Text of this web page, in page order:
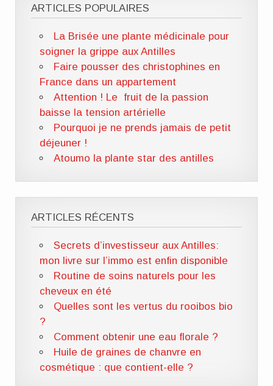
ARTICLES POPULAIRES
La Brisée une plante médicinale pour
soigner la grippe aux Antilles
Faire pousser des christophines en
France dans un appartement
Attention ! Le fruit de la passion
baisse la tension artérielle
Pourquoi je ne prends jamais de petit
déjeuner !
Atoumo la plante star des antilles
ARTICLES RÉCENTS
Secrets d’investisseur aux Antilles:
mon livre sur l’immo est enfin disponible
Routine de soins naturels pour les
cheveux en été
Quelles sont les vertus du rooibos bio
?
Comment obtenir une eau florale ?
Huile de graines de chanvre en
cosmétique : que contient-elle ?